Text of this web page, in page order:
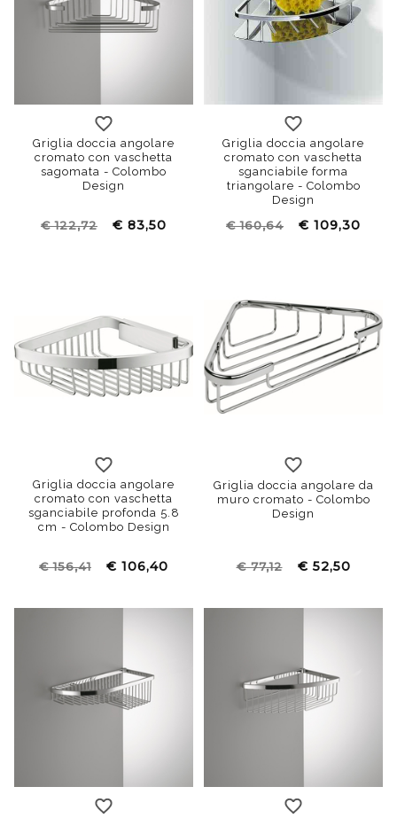
Griglia doccia angolare
cromato con vaschetta
sagomata - Colombo
Design
€ 122,72 € 83,50
Griglia doccia angolare
cromato con vaschetta
sganciabile forma
triangolare - Colombo
Design
€ 160,64 € 109,30
Griglia doccia angolare
cromato con vaschetta
sganciabile profonda 5.8
cm - Colombo Design
€ 156,41 € 106,40
Griglia doccia angolare da
muro cromato - Colombo
Design
€ 77,12 € 52,50